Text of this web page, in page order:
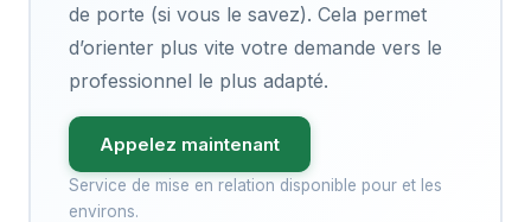
de porte (si vous le savez). Cela permet
d’orienter plus vite votre demande vers le
professionnel le plus adapté.
Appelez maintenant
Service de mise en relation disponible pour et les
environs.